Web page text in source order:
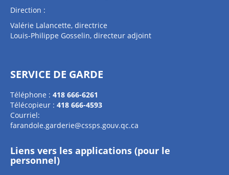
Direction :
Valérie Lalancette, directrice
Louis-Philippe Gosselin, directeur adjoint
SERVICE DE GARDE
Téléphone : 418 666-6261
Télécopieur : 418 666-4593
Courriel:
farandole.garderie@cssps.gouv.qc.ca
Liens vers les applications (pour le
personnel)